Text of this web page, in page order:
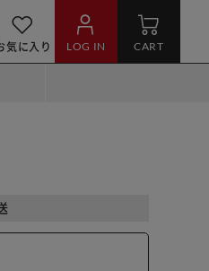
気に入り LOG IN CART